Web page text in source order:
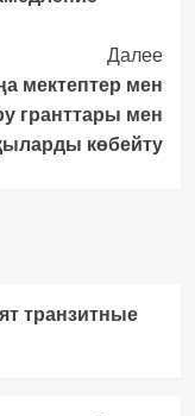
Далее
мектептер мен
гранттары мен
көбейту
транзитные